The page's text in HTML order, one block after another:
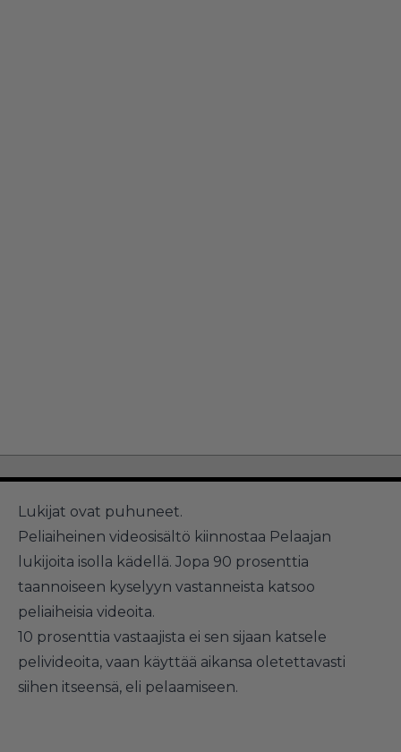
Lukijat ovat puhuneet.
Peliaiheinen videosisältö kiinnostaa Pelaajan
lukijoita isolla kädellä. Jopa 90 prosenttia
taannoiseen kyselyyn vastanneista katsoo
peliaiheisia videoita.
10 prosenttia vastaajista ei sen sijaan katsele
pelivideoita, vaan käyttää aikansa oletettavasti
siihen itseensä, eli pelaamiseen.